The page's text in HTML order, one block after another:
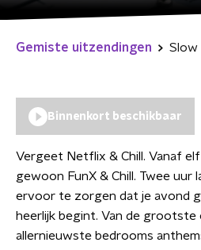
Gemiste uitzendingen Slow
Binnenkort beschikbaar
Vergeet Netflix & Chill. Vanaf elf
gewoon FunX & Chill. Twee uur
ervoor te zorgen dat je avond
heerlijk begint. Van de grootste
allernieuwste bedrooms